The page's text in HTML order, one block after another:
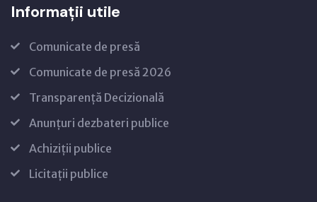
Informații utile
Comunicate de presă
Comunicate de presă 2026
Transparență Decizională
Anunțuri dezbateri publice
Achiziții publice
Licitații publice